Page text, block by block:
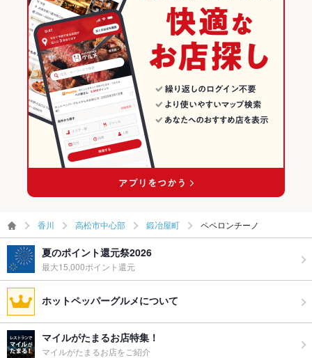
香川 高松市中心部 鍛冶屋町 ペペロンチーノ
夏のポイント還元祭2026
最大15,000ポイント還元
ホットペッパーグルメについて
マイルがたまるお店特集！
マイルがたまるお店をご紹介